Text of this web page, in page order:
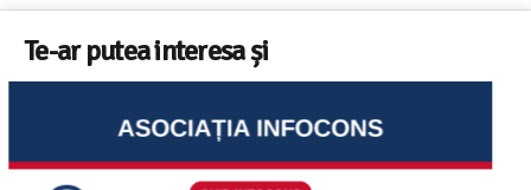
Te-ar putea interesa și